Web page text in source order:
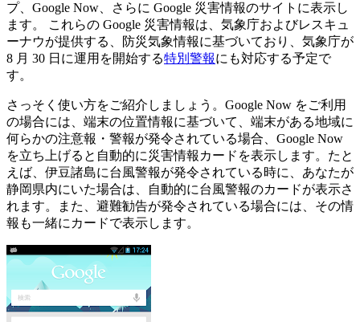
プ、Google Now、さらに Google 災害情報のサイトに表示し
ます。 これらの Google 災害情報は、気象庁およびレスキュ
ーナウが提供する、防災気象情報に基づいており、気象庁が
8 月 30 日に運用を開始する特別警報にも対応する予定で
す。
さっそく使い方をご紹介しましょう。Google Now をご利用
の場合には、端末の位置情報に基づいて、端末がある地域に
何らかの注意報・警報が発令されている場合、Google Now
を立ち上げると自動的に災害情報カードを表示します。たと
えば、伊豆諸島に台風警報が発令されている時に、あなたが
静岡県内にいた場合は、自動的に台風警報のカードが表示さ
れます。また、避難勧告が発令されている場合には、その情
報も一緒にカードで表示します。